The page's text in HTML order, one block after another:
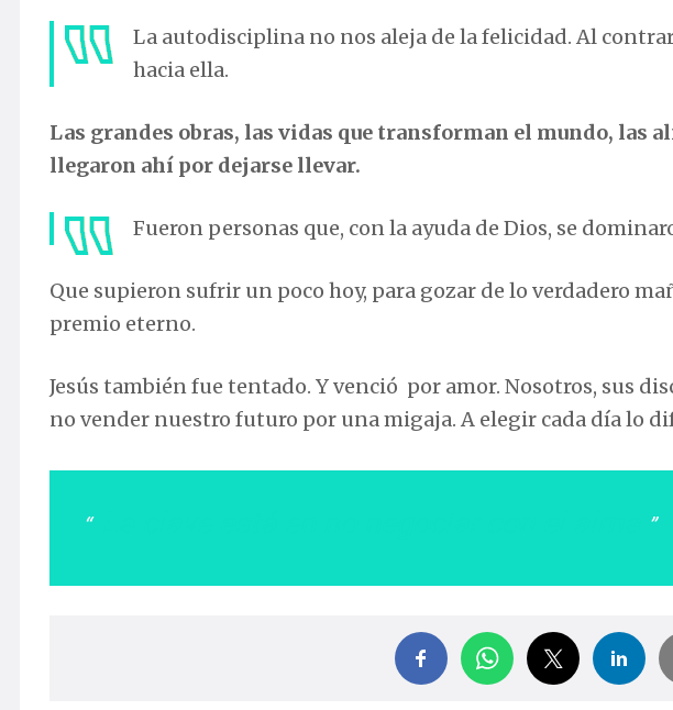
La autodisciplina no nos aleja de la felicidad. Al
hacia ella.
Las grandes obras, las vidas que transforman el mundo, las
llegaron ahí por dejarse llevar.
Fueron personas que, con la ayuda de Dios, se
Que supieron sufrir un poco hoy, para gozar de lo verdadero
premio eterno.
Jesús también fue tentado. Y venció por amor. Nosotros, sus
no vender nuestro futuro por una migaja. A elegir cada día lo